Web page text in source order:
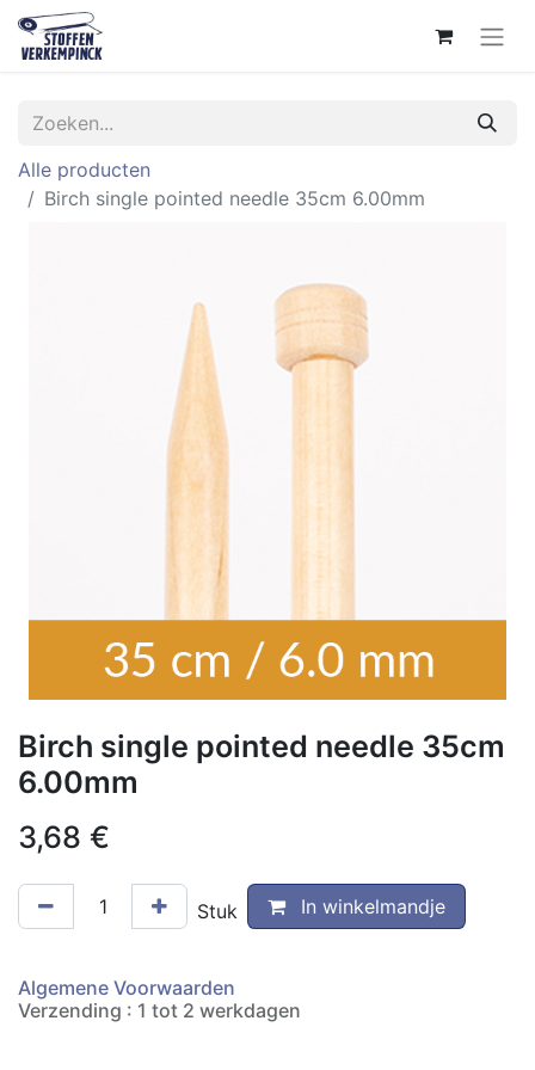
Alle producten
Birch single pointed needle 35cm 6.00mm
Birch single pointed needle 35cm
6.00mm
3,68 €
Stuk In winkelmandje
Algemene Voorwaarden
Verzending : 1 tot 2 werkdagen